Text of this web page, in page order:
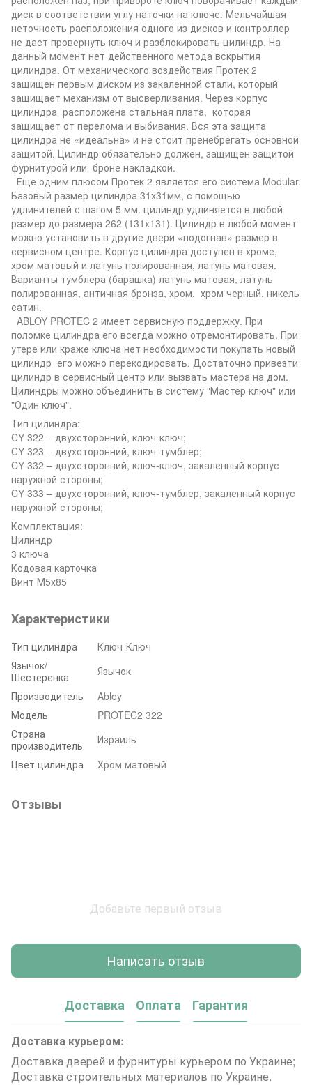
диск в соответствии углу наточки на ключе. Мельчайшая
неточность расположения одного из дисков и контроллер
не даст провернуть ключ и разблокировать цилиндр. На
данный момент нет действенного метода вскрытия
цилиндра. От механического воздействия Протек 2
защищен первым диском из закаленной стали, который
защищает механизм от высверливания. Через корпус
цилиндра расположена стальная плата, которая
защищает от перелома и выбивания. Вся эта защита
цилиндра не «идеальна» и не стоит пренебрегать основной
защитой. Цилиндр обязательно должен, защищен защитой
фурнитурой или броне накладкой.
Еще одним плюсом Протек 2 является его система Modular.
Базовый размер цилиндра 31х31мм, с помощью
удлинителей с шагом 5 мм. цилиндр удлиняется в любой
размер до размера 262 (131х131). Цилиндр в любой момент
можно установить в другие двери «подогнав» размер в
сервисном центре. Корпус цилиндра доступен в хроме,
хром матовый и латунь полированная, латунь матовая.
Варианты тумблера (барашка) латунь матовая, латунь
полированная, античная бронза, хром, хром черный, никель
сатин.
ABLOY PROTEC 2 имеет сервисную поддержку. При
поломке цилиндра его всегда можно отремонтировать. При
утере или краже ключа нет необходимости покупать новый
цилиндр его можно перекодировать. Достаточно привезти
цилиндр в сервисный центр или вызвать мастера на дом.
Цилиндры можно объединить в систему "Мастер ключ" или
"Один ключ".
Тип цилиндра:
CY 322 – двухсторонний, ключ-ключ;
CY 323 – двухсторонний, ключ-тумблер;
CY 332 – двухсторонний, ключ-ключ, закаленный корпус
наружной стороны;
CY 333 – двухсторонний, ключ-тумблер, закаленный корпус
наружной стороны;
Комплектация:
Цилиндр
3 ключа
Кодовая карточка
Винт М5х85
Характеристики
Тип цилиндра
Ключ-Ключ
Язычок/
Шестеренка
Язычок
Производитель
Abloy
Модель
PROTEC2 322
Страна
производитель
Израиль
Цвет цилиндра
Хром матовый
Отзывы
Добавьте первый отзыв
Написать отзыв
Доставка Оплата Гарантия
Доставка курьером:
Доставка дверей и фурнитуры курьером по Украине;
Доставка строительных материалов по Украине.